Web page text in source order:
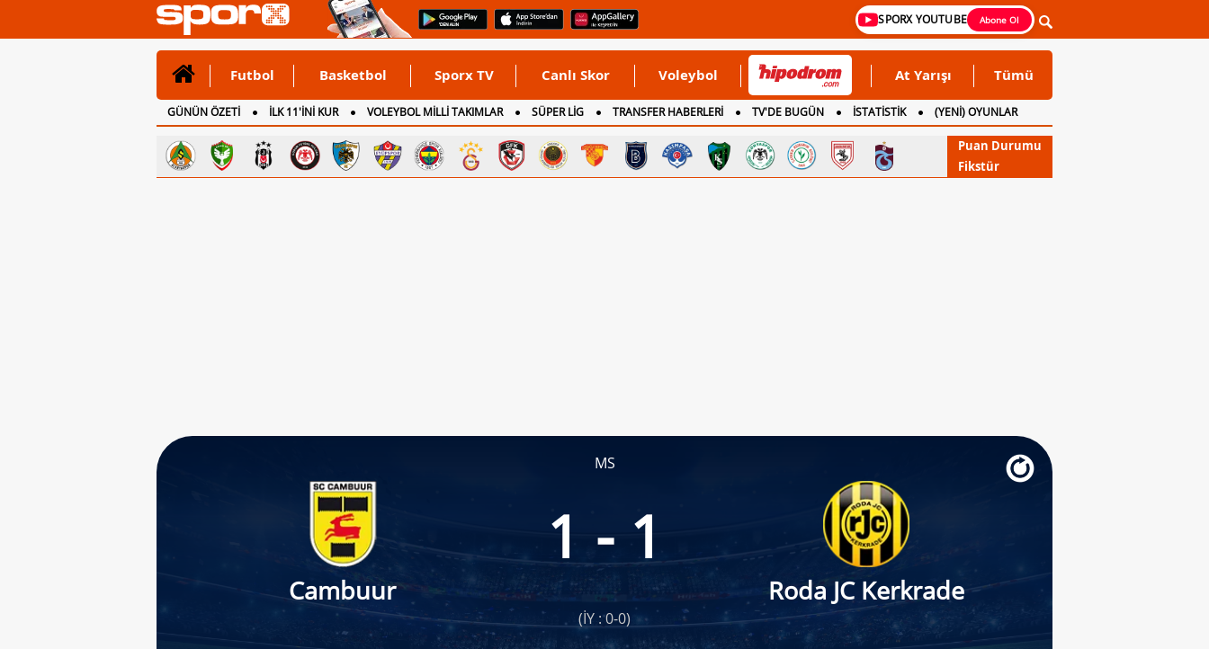
SPORX YOUTUBE Abone Ol
Futbol Basketbol Sporx TV Canlı Skor Voleybol At Yarışı Tümü
GÜNÜN ÖZETİ İLK 11'İNİ KUR VOLEYBOL MİLLİ TAKIMLAR SÜPER LİG TRANSFER HABERLERİ TV'DE BUGÜN İSTATİSTİK
(YENİ) OYUNLAR
CANLI ANLATIM
İNGİLTERE
Puan Durumu
Fikstür
MS
Cambuur
1 - 1
Roda JC Kerkrade
(İY : 0-0)